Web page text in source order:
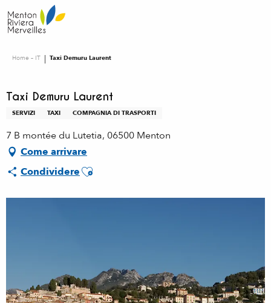
au
contenu
Home – IT Taxi Demuru Laurent
Taxi Demuru Laurent
SERVIZI TAXI COMPAGNIA DI TRASPORTI
7 B montée du Lutetia, 06500 Menton
Come arrivare
CondividereAjouter aux favoris